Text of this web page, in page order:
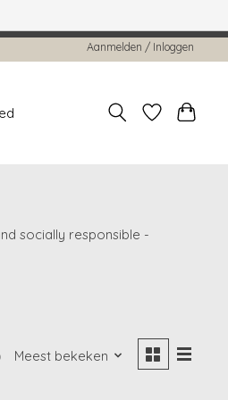
Aanmelden / Inloggen
socially responsible -
Meest bekeken